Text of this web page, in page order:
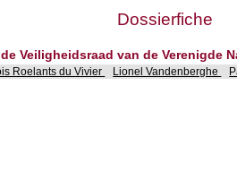
Dossierfiche
Veiligheidsraad van de Verenigde
Roelants du Vivier Lionel Vandenberghe